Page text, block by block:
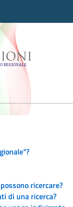
-
ricercare?
di una ricerca?